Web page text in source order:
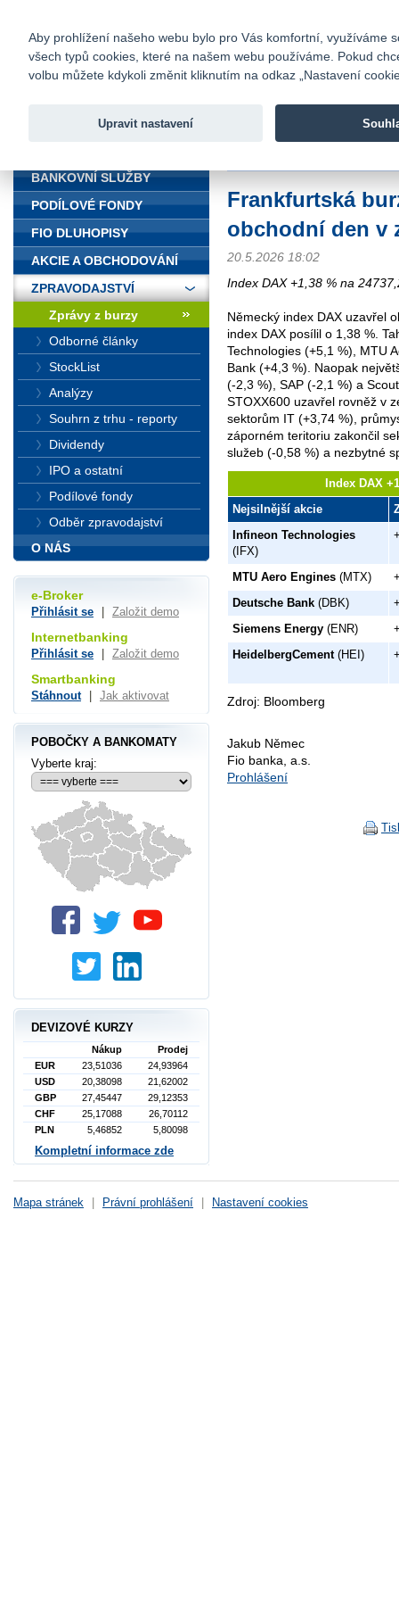
Fio banka
Fio banka
Frankfurtská
obchodní den v
20.5.2026 18:02
Index DAX +1,38 % na
Německý index DAX uzavřel
index DAX posílil o 1,38 %.
Technologies (+5,1 %), MTU
Bank (+4,3 %). Naopak
(-2,3 %), SAP (-2,1 %) a
STOXX600 uzavřel rovněž v
sektorům IT (+3,74 %),
záporném teritoriu zakončil
služeb (-0,58 %) a nezbytné
Index DAX
Nejsilnější akcie
Infineon Technologies
(IFX)
MTU Aero Engines (MTX)
Deutsche Bank (DBK)
Siemens Energy (ENR)
HeidelbergCement(HEI)
Zdroj: Bloomberg
Jakub Němec
Fio banka, a.s.
Prohlášení
BANKOVNÍ SLUŽBY
PODÍLOVÉ FONDY
FIO DLUHOPISY
AKCIE A OBCHODOVÁNÍ
ZPRAVODAJSTVÍ
Zprávy z burzy
Odborné články
StockList
Analýzy
Souhrn z trhu - reporty
Dividendy
IPO a ostatní
Podílové fondy
Odběr zpravodajství
O NÁS
e-Broker
Přihlásit se Založit demo
Internetbanking
Přihlásit se Založit demo
Smartbanking
Stáhnout Jak aktivovat
POBOČKY A BANKOMATY
Vyberte kraj:
DEVIZOVÉ KURZY
Nákup
Prodej
EUR
23,51036
24,93964
USD
20,38098
21,62002
GBP
27,45447
29,12353
CHF
25,17088
26,70112
PLN
5,46852 5,80098
Kompletní informace zde
Mapa stránek Právní prohlášení Nastavení cookies
Aby prohlížení našeho webu bylo pro Vás komfortní, využíváme
všech typů cookies, které na našem webu používáme. Pokud
volbu můžete kdykoli změnit kliknutím na odkaz „Nastavení
Upravit nastavení